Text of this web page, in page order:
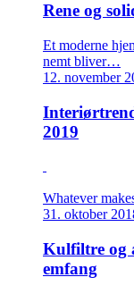
Rene og
Et moderne
nemt bliver…
12. november
2019
Whatever
31. oktober
Kulfiltre og
emfang